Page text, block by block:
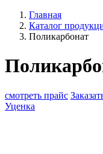
Главная
Каталог
Поликарбонат
смотреть прайс
Уценка